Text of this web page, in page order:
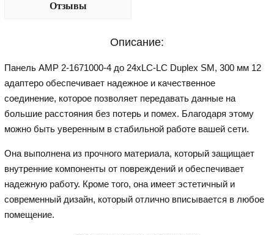
Отзывы
Описание:
Панель AMP 2-1671000-4 до 24xLC-LC Duplex SM, 300 мм 12
адаптеро обеспечивает надежное и качественное
соединение, которое позволяет передавать данные на
большие расстояния без потерь и помех. Благодаря этому
можно быть уверенным в стабильной работе вашей сети.
Она выполнена из прочного материала, который защищает
внутренние компоненты от повреждений и обеспечивает
надежную работу. Кроме того, она имеет эстетичный и
современный дизайн, который отлично вписывается в любое
помещение.